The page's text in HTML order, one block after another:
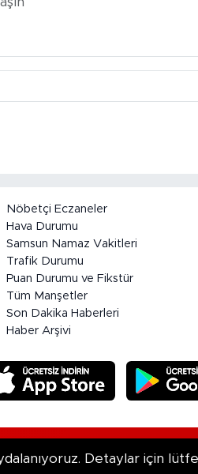
Nöbetçi Eczaneler
Hava Durumu
Samsun Namaz Vakitleri
Trafik Durumu
Puan Durumu ve Fikstür
Tüm Manşetler
Son Dakika Haberleri
Haber Arşivi
Detaylar için